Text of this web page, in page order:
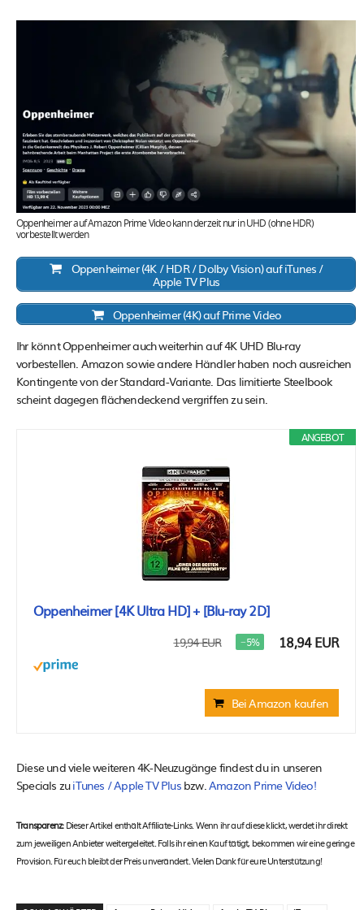
Oppenheimer auf Amazon Prime Video kann derzeit nur in UHD (ohne HDR)
vorbestellt werden
Oppenheimer (4K / HDR / Dolby Vision) auf iTunes /
Apple TV Plus
Oppenheimer (4K) auf Prime Video
Ihr könnt Oppenheimer auch weiterhin auf 4K UHD Blu-ray
vorbestellen. Amazon sowie andere Händler haben noch ausreichen
Kontingente von der Standard-Variante. Das limitierte Steelbook
scheint dagegen flächendeckend vergriffen zu sein.
ANGEBOT
Oppenheimer [4K Ultra HD] + [Blu-ray 2D]
19,94 EUR −5% 18,94 EUR
Bei Amazon kaufen
Diese und viele weiteren 4K-Neuzugänge findest du in unseren
Specials zuiTunes / Apple TV Plusbzw.Amazon Prime Video!
Transparenz:Dieser Artikel enthält Affiliate-Links. Wenn ihr auf diese klickt, werdet ihr direkt
zum jeweiligen Anbieter weitergeleitet. Falls ihr einen Kauf tätigt, bekommen wir eine geringe
Provision. Für euch bleibt der Preis unverändert. Vielen Dank für eure Unterstützung!